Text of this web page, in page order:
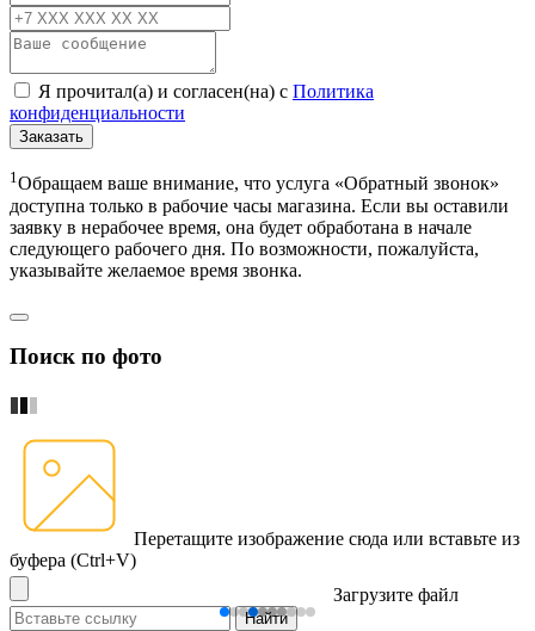
Я прочитал(а) и согласен(на) с Политика
конфиденциальности
Заказать
1Обращаем ваше внимание, что услуга «Обратный звонок»
доступна только в рабочие часы магазина. Если вы оставили
заявку в нерабочее время, она будет обработана в начале
следующего рабочего дня. По возможности, пожалуйста,
указывайте желаемое время звонка.
Поиск по фото
Перетащите изображение сюда или вставьте из
буфера (Ctrl+V)
Загрузите файл
Найти